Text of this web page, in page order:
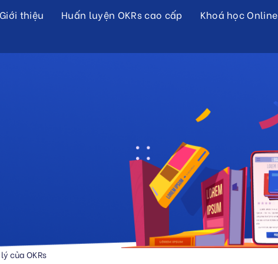
Giới thiệu Huấn luyện OKRs cao cấp Khoá học Online
của OKRs